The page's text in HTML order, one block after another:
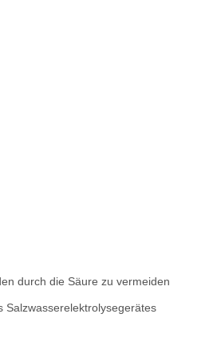
durch die Säure zu vermeiden
Salzwasserelektrolysegerätes